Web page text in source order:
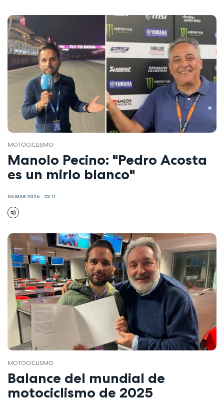
MOTOCICLISMO
Manolo Pecino: "Pedro Acosta
es un mirlo blanco"
05 MAR 2026 - 23:11
MOTOCICLISMO
Balance del mundial de
motociclismo de 2025